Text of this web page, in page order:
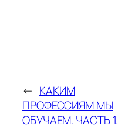
← КАКИМ
ПРОФЕССИЯМ МЫ
ОБУЧАЕМ. ЧАСТЬ 1.